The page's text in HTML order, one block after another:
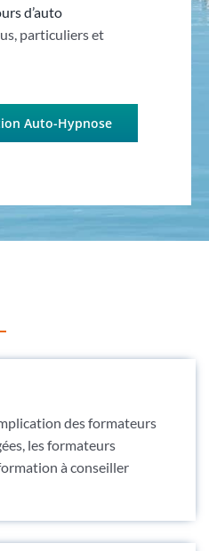
d’auto
particuliers et
Auto-Hypnose
des formateurs
les formateurs
à conseiller